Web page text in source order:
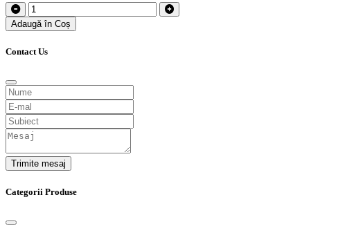
Adaugă în Coș
Contact Us
Trimite mesaj
Categorii Produse